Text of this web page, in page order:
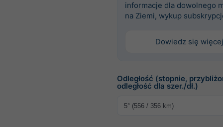
informacje dla dowolnego
na Ziemi, wykup
Dowiedz się więcej
Odległość (stopnie,
odległość dla szer./dł.)